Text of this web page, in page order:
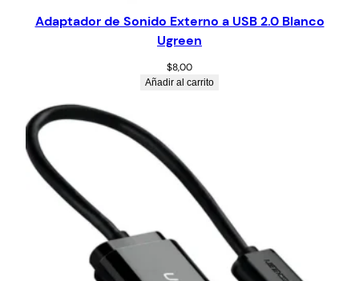
Adaptador de Sonido Externo a USB 2.0 Blanco
Ugreen
$8,00
Añadir al carrito